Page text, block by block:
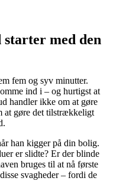
med den
fem og syv minutter.
ind i – og hurtigst at
handler ikke om at gøre
at gøre det tilstrækkeligt
han kigger på din bolig.
er slidte? Er der blinde
bruges til at nå første
svagheder – fordi de